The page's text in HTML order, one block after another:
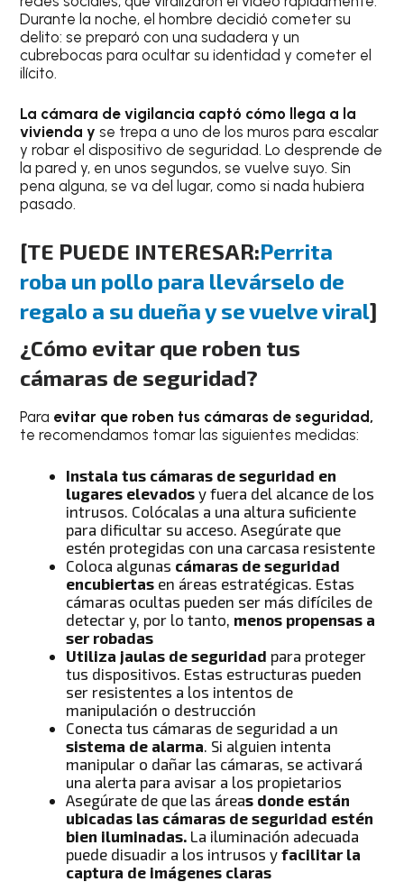
Durante la noche, el hombre decidió cometer su
delito: se preparó con una sudadera y un
cubrebocas para ocultar su identidad y cometer el
ilícito.
La cámara de vigilancia captó cómo llega a la
vivienda y se trepa a uno de los muros para escalar
y robar el dispositivo de seguridad. Lo desprende de
la pared y, en unos segundos, se vuelve suyo. Sin
pena alguna, se va del lugar, como si nada hubiera
pasado.
[TE PUEDE INTERESAR:Perrita
roba un pollo para llevárselo de
regalo a su dueña y se vuelve viral]
¿Cómo evitar que roben tus
cámaras de seguridad?
Para evitar que roben tus cámaras de seguridad,
te recomendamos tomar las siguientes medidas:
Instala tus cámaras de seguridad en
lugares elevadosy fuera del alcance de los
intrusos. Colócalas a una altura suficiente
para dificultar su acceso. Asegúrate que
estén protegidas con una carcasa resistente
Coloca algunas cámaras de seguridad
encubiertas en áreas estratégicas. Estas
cámaras ocultas pueden ser más difíciles de
detectar y, por lo tanto, menos propensas a
ser robadas
Utiliza jaulas de seguridad para proteger
tus dispositivos. Estas estructuras pueden
ser resistentes a los intentos de
manipulación o destrucción
Conecta tus cámaras de seguridad a un
sistema de alarma. Si alguien intenta
manipular o dañar las cámaras, se activará
una alerta para avisar a los propietarios
Asegúrate de que las áreas donde están
ubicadas las cámaras de seguridad estén
bien iluminadas. La iluminación adecuada
puede disuadir a los intrusos yfacilitar la
captura de imágenes claras